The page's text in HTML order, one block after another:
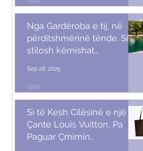
Nga Gardëroba e tij, në
përditshmërinë tënde. Si t’i
stilosh këmishat
Sep 28, 2025
Si të Kesh Cilësinë e një
Çante Louis Vuitton, Pa
Paguar Çmimin